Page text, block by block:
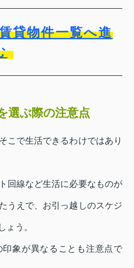
貸物件一覧へ進
選ぶ際の注意点
こで生活できるわけではあり
回線など生活に必要なものが
うえで、お引っ越しのスケジ
ょう。
象が異なることも注意点で